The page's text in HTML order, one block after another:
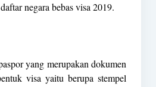
negara bebas visa 2019.
yang merupakan dokumen
visa yaitu berupa stempel